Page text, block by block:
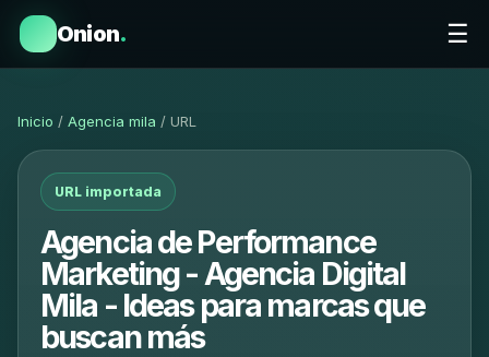
Onion. ☰
Inicio / Agencia mila / URL
URL importada
Agencia de Performance
Marketing - Agencia Digital
Mila - Ideas para marcas que
buscan más